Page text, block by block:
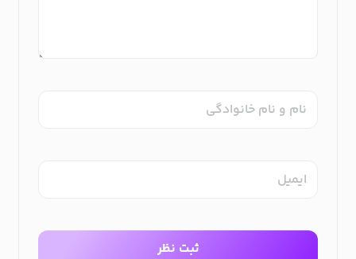
نام و نام خانوادگی
ایمیل
ثبت نظر